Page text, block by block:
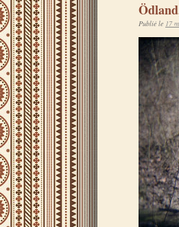
Publié le 17